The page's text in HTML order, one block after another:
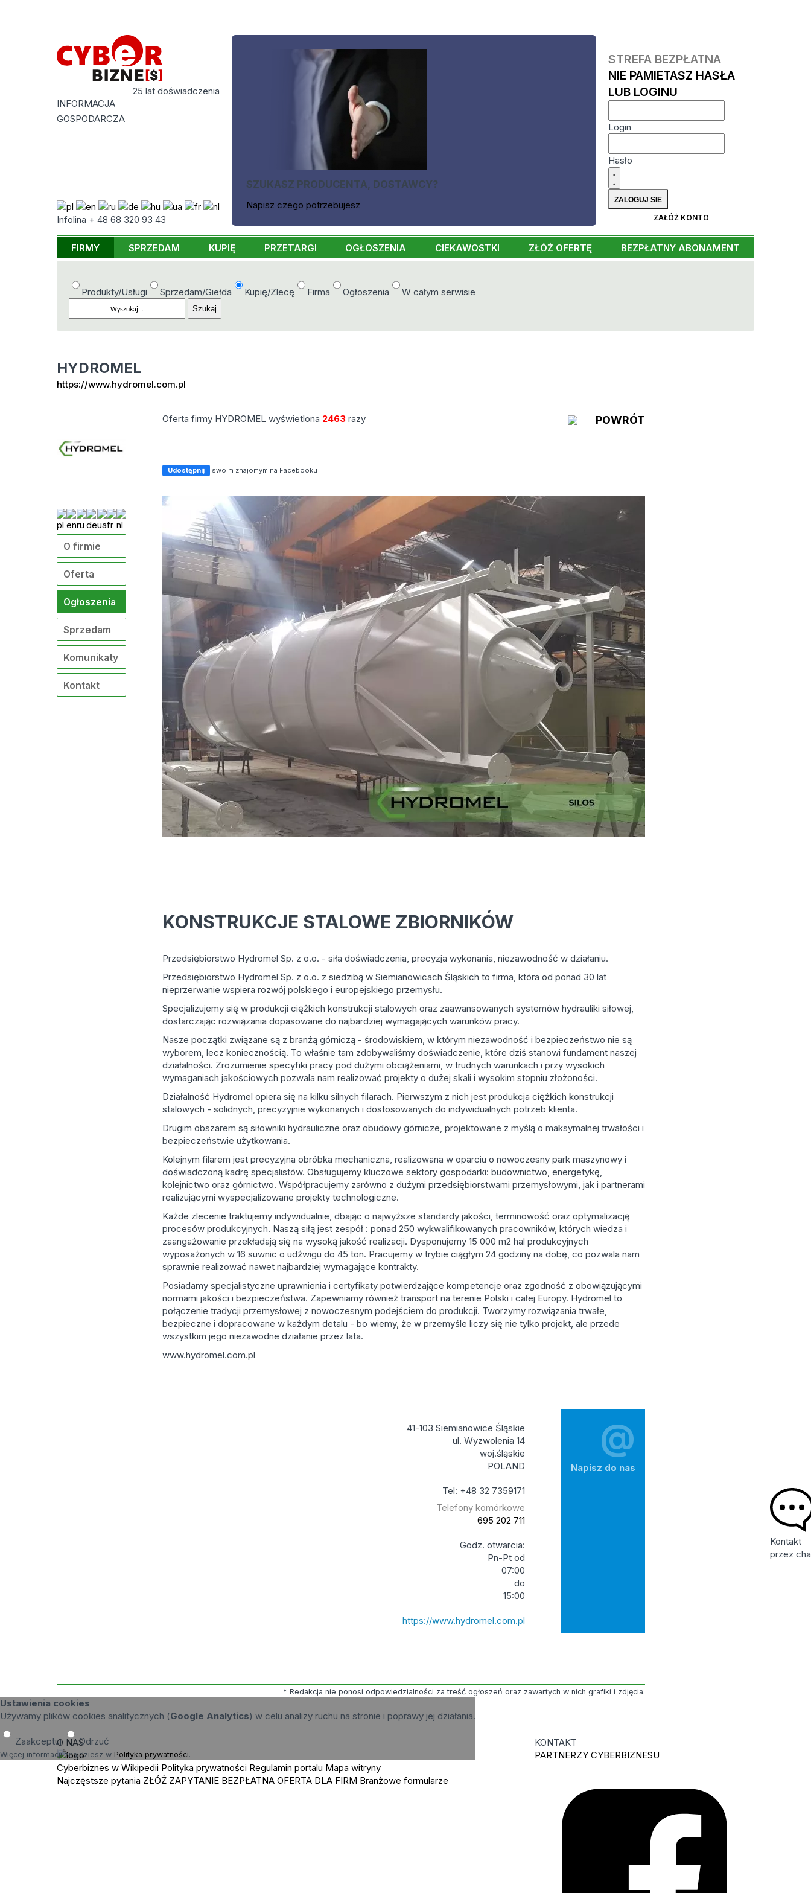
25 lat doświadczenia
INFORMACJA
GOSPODARCZA
Infolina + 48 68 320 93 43
SZUKASZ PRODUCENTA, DOSTAWCY?
Napisz czego potrzebujesz
STREFA BEZPŁATNA
NIE PAMIETASZ HASŁA
LUB LOGINU
Login
Hasło
ZAŁÓŻ KONTO
FIRMY SPRZEDAM KUPIĘ PRZETARGI OGŁOSZENIA CIEKAWOSTKI ZŁÓŻ OFERTĘ BEZPŁATNY ABONAMENT
Produkty/Usługi Sprzedam/Giełda Kupię/Zlecę Firma Ogłoszenia W całym serwisie
HYDROMEL
https://www.hydromel.com.pl
O firmie
Oferta
Ogłoszenia
Sprzedam
Komunikaty
Kontakt
Oferta firmy HYDROMEL wyświetlona 2463 razy POWRÓT
Udostępnij swoim znajomym na Facebooku
KONSTRUKCJE STALOWE ZBIORNIKÓW
Przedsiębiorstwo Hydromel Sp. z o.o. - siła doświadczenia, precyzja wykonania, niezawodność w działaniu.
Przedsiębiorstwo Hydromel Sp. z o.o. z siedzibą w Siemianowicach Śląskich to firma, która od ponad 30 lat
nieprzerwanie wspiera rozwój polskiego i europejskiego przemysłu.
Specjalizujemy się w produkcji ciężkich konstrukcji stalowych oraz zaawansowanych systemów hydrauliki siłowej,
dostarczając rozwiązania dopasowane do najbardziej wymagających warunków pracy.
Nasze początki związane są z branżą górniczą - środowiskiem, w którym niezawodność i bezpieczeństwo nie są
wyborem, lecz koniecznością. To właśnie tam zdobywaliśmy doświadczenie, które dziś stanowi fundament naszej
działalności. Zrozumienie specyfiki pracy pod dużymi obciążeniami, w trudnych warunkach i przy wysokich
wymaganiach jakościowych pozwala nam realizować projekty o dużej skali i wysokim stopniu złożoności.
Działalność Hydromel opiera się na kilku silnych filarach. Pierwszym z nich jest produkcja ciężkich konstrukcji
stalowych - solidnych, precyzyjnie wykonanych i dostosowanych do indywidualnych potrzeb klienta.
Drugim obszarem są siłowniki hydrauliczne oraz obudowy górnicze, projektowane z myślą o maksymalnej trwałości i
bezpieczeństwie użytkowania.
Kolejnym filarem jest precyzyjna obróbka mechaniczna, realizowana w oparciu o nowoczesny park maszynowy i
doświadczoną kadrę specjalistów. Obsługujemy kluczowe sektory gospodarki: budownictwo, energetykę,
kolejnictwo oraz górnictwo. Współpracujemy zarówno z dużymi przedsiębiorstwami przemysłowymi, jak i partnerami
realizującymi wyspecjalizowane projekty technologiczne.
Każde zlecenie traktujemy indywidualnie, dbając o najwyższe standardy jakości, terminowość oraz optymalizację
procesów produkcyjnych. Naszą siłą jest zespół : ponad 250 wykwalifikowanych pracowników, których wiedza i
zaangażowanie przekładają się na wysoką jakość realizacji. Dysponujemy 15 000 m2 hal produkcyjnych
wyposażonych w 16 suwnic o udźwigu do 45 ton. Pracujemy w trybie ciągłym 24 godziny na dobę, co pozwala nam
sprawnie realizować nawet najbardziej wymagające kontrakty.
Posiadamy specjalistyczne uprawnienia i certyfikaty potwierdzające kompetencje oraz zgodność z obowiązującymi
normami jakości i bezpieczeństwa. Zapewniamy również transport na terenie Polski i całej Europy. Hydromel to
połączenie tradycji przemysłowej z nowoczesnym podejściem do produkcji. Tworzymy rozwiązania trwałe,
bezpieczne i dopracowane w każdym detalu - bo wiemy, że w przemyśle liczy się nie tylko projekt, ale przede
wszystkim jego niezawodne działanie przez lata.
www.hydromel.com.pl
41-103 Siemianowice Śląskie
ul. Wyzwolenia 14
woj.śląskie
POLAND
Tel: +48 32 7359171
Telefony komórkowe
695 202 711
Godz. otwarcia:
Pn-Pt od
07:00
do
15:00
https://www.hydromel.com.pl
@
Napisz do nas
* Redakcja nie ponosi odpowiedzialności za treść ogłoszeń oraz zawartych w nich grafiki i zdjęcia.
Kontakt
przez
Ustawienia cookies
Używamy plików cookies analitycznych (Google Analytics) w celu analizy ruchu na stronie i poprawy jej działania.
Zaakceptuj Odrzuć
Więcej informacji znajdziesz w Polityka prywatności.
O NAS
Cyberbiznes w Wikipedii Polityka prywatności Regulamin portalu Mapa witryny
Najczęstsze pytania ZŁÓŻ ZAPYTANIE BEZPŁATNA OFERTA DLA FIRM Branżowe formularze
KONTAKT
PARTNERZY CYBERBIZNESU